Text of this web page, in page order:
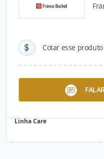
Cotar esse produto
Catálogos
Linha Care